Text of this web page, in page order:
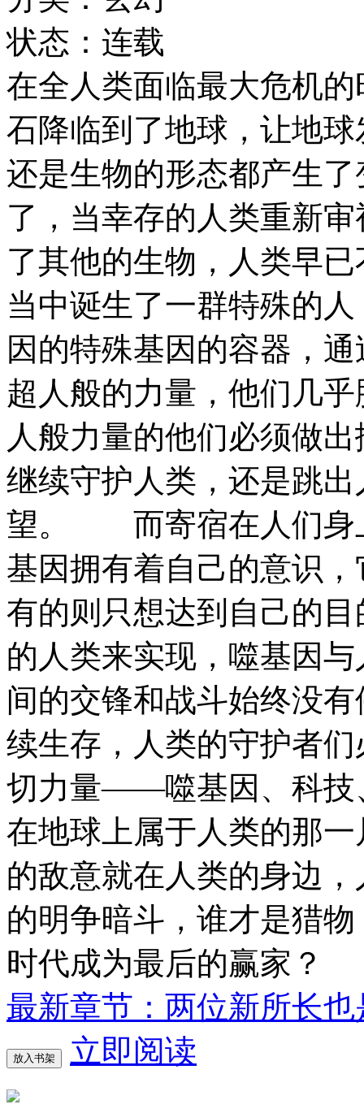
状态：连载
在全人类面临最大危机
石降临到了地球，让地
还是生物的形态都产生
了，当幸存的人类重新
了其他的生物，人类早
当中诞生了一群特殊的
因的特殊基因的容器，
超人般的力量，他们几
人般力量的他们必须做
继续守护人类，还是跳
望。 而寄宿在人们身
基因拥有着自己的意识
有的则只想达到自己的
的人类来实现，噬基因
间的交锋和战斗始终没
续生存，人类的守护者
切力量——噬基因、科
在地球上属于人类的那
的敌意就在人类的身边
的明争暗斗，谁才是猎
时代成为最后的赢家？
最新章节：两位新所长
放入书架 立即阅读